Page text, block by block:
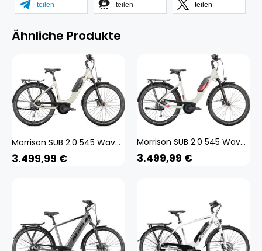
teilen teilen teilen
Ähnliche Produkte
Morrison SUB 2.0 545 Wave E Bike Trekkingbike 27,5 Zoll SUV Bike E Fahrrad 160 - 175 cm Pedelec Tourenrad Elektrobike Bosch Shimano 10 Gang 723075
3.499,99 €
Morrison SUB 2.0 545 Wave E Bike Trekkingbike 27,5 Zoll SUV Bike E Fahrrad 160 - 175 cm Pedelec Tourenrad Elektrobike Bosch Shimano 10 Gang 723069
3.499,99 €